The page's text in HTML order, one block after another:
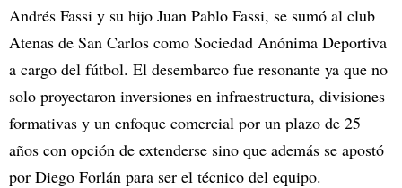
Andrés Fassi y su hijo Juan Pablo Fassi, se sumó al club
Atenas de San Carlos como Sociedad Anónima Deportiva
a cargo del fútbol. El desembarco fue resonante ya que no
solo proyectaron inversiones en infraestructura, divisiones
formativas y un enfoque comercial por un plazo de 25
años con opción de extenderse sino que además se apostó
por Diego Forlán para ser el técnico del equipo.